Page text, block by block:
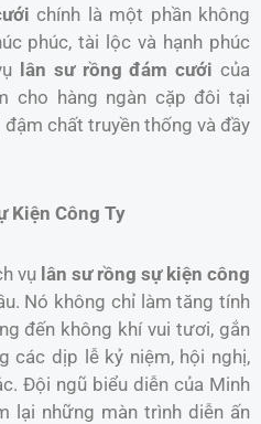
chính là một phần không
phúc, tài lộc và hạnh phúc
lân sư rồng đám cưới của
cho hàng ngàn cặp đôi tại
chất truyền thống và đầy
Kiện Công Ty
vụ lân sư rồng sự kiện công
Nó không chỉ làm tăng tính
đến không khí vui tươi, gắn
các dịp lễ kỷ niệm, hội nghị,
Đội ngũ biểu diễn của Minh
lại những màn trình diễn ấn